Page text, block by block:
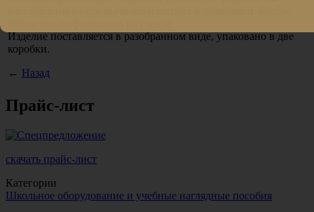
Изделие поставляется в разобранном виде, упаковано в две
коробки.
← Назад
Прайс-лист
скачать прайс-лист
Категории
Школьное оборудование и учебные наглядные пособия